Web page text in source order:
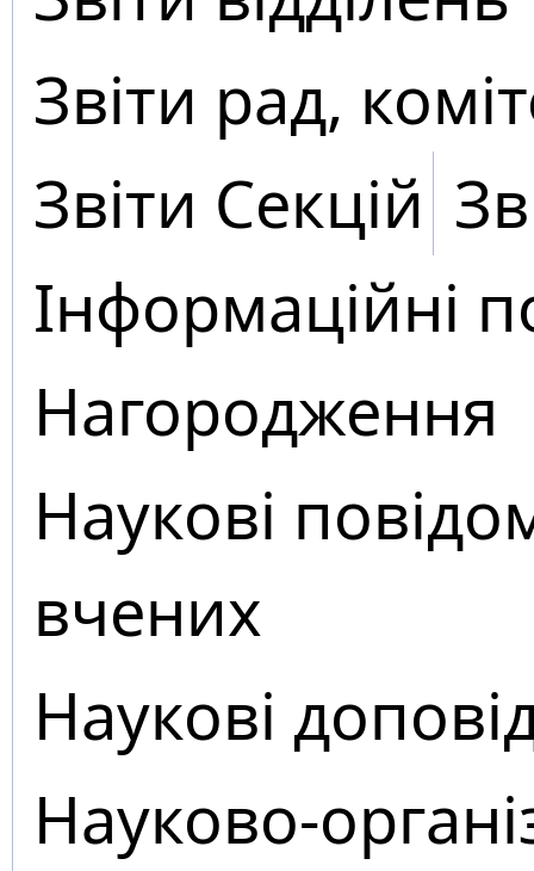
Звіти рад,
Звіти Секцій
Інформаційні
Нагородження
Наукові
вчених
Наукові
Науково-